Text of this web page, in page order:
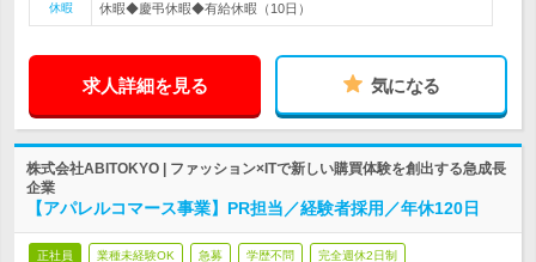
休暇
休暇◆慶弔休暇◆有給休暇（10日）
求人詳細を見る 気になる
株式会社ABITOKYO | ファッション×ITで新しい購買体験を創出する急成長
企業
【アパレルコマース事業】PR担当／経験者採用／年休120日
正社員 業種未経験OK 急募 学歴不問 完全週休2日制